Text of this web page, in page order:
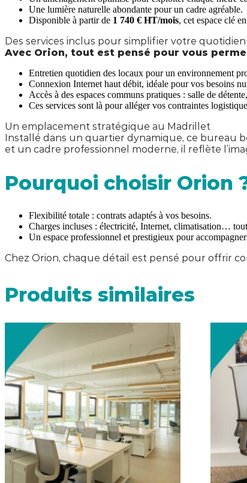
Une lumière naturelle abondante pour un cadre agréable.
Disponible à partir de 1 740 € HT/mois, cet espace clé
Des services inclus pour simplifier votre quotidien
Avec Orion, tout est pensé pour vous
Entretien quotidien des locaux pour un environnement
Connexion Internet haut débit, idéale pour vos besoins
Accès à des espaces communs pratiques : salle de
Ces services sont là pour alléger vos contraintes
Un emplacement stratégique au Madrillet
Installé dans un quartier dynamique, ce bureau
et un cadre professionnel moderne, il reflète
Pourquoi choisir Orion
Flexibilité totale : contrats adaptés à vos besoins.
Charges incluses : électricité, Internet, climatisation…
Un espace professionnel et prestigieux pour
Chez Orion, chaque détail est pensé pour offrir
Produits similaires